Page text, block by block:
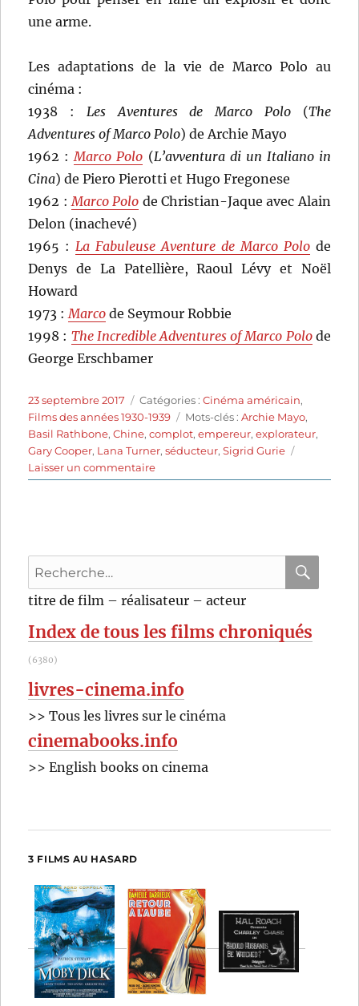
une arme.
Les adaptations de la vie de Marco Polo au
cinéma :
1938 : Les Aventures de Marco Polo(The
Adventures of Marco Polo) de Archie Mayo
1962 : Marco Polo (L’avventura di un Italiano in
Cina) de Piero Pierotti et Hugo Fregonese
1962 : Marco Polo de Christian-Jaque avec Alain
Delon (inachevé)
1965 : La Fabuleuse Aventure de Marco Polode
Denys de La Patellière, Raoul Lévy et Noël
Howard
1973 : Marco de Seymour Robbie
1998 : The Incredible Adventures of Marco Polode
George Erschbamer
Publié
le
23 septembre 2017 Catégories
Catégories :Cinéma américain,
Films des années 1930-1939
Étiquettes
Mots-clés :Archie Mayo,
Basil Rathbone,Chine,complot,empereur,explorateur,
Gary Cooper, Lana Turner,séducteur,Sigrid Gurie
Laisser un commentairesur
Les
Archie
Recherche
pour
:
titre de film – réalisateur – acteur
Index de tous les films chroniqués
(6380)
livres-cinema.info
>> Tous les livres sur le cinéma
cinemabooks.info
>> English books on cinema
3 FILMS AU HASARD